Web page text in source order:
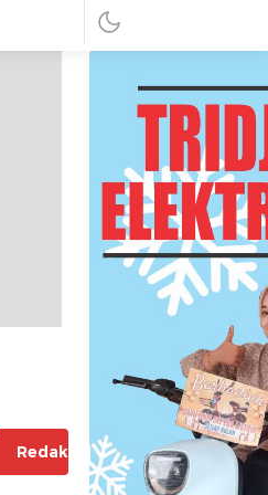
Redaksi